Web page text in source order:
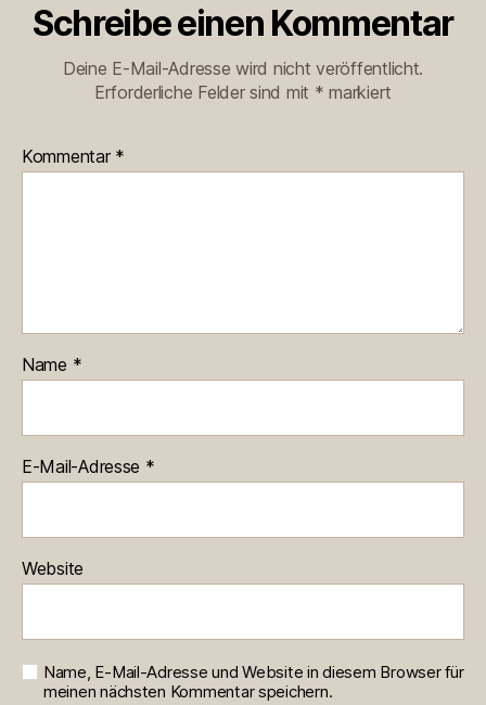
Schreibe einen Kommentar
Deine E-Mail-Adresse wird nicht veröffentlicht.
Erforderliche Felder sind mit * markiert
Kommentar *
Name *
E-Mail-Adresse *
Website
Name, E-Mail-Adresse und Website in diesem Browser für
meinen nächsten Kommentar speichern.